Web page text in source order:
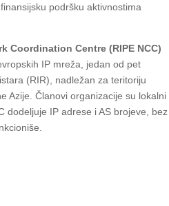
podršku aktivnostima
Coordination Centre (RIPE NCC)
IP mreža, jedan od pet
(RIR), nadležan za teritoriju
Azije. Članovi organizacije su lokalni
dodeljuje IP adrese i AS brojeve, bez